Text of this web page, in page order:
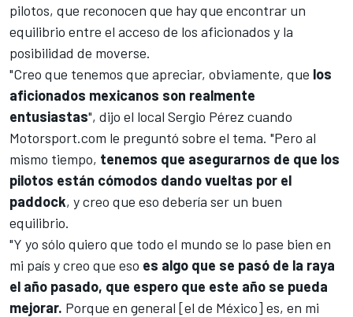
pilotos, que reconocen que hay que encontrar un
equilibrio entre el acceso de los aficionados y la
posibilidad de moverse.
"Creo que tenemos que apreciar, obviamente, que los
aficionados mexicanos son realmente
entusiastas", dijo el local Sergio Pérez cuando
Motorsport.com le preguntó sobre el tema. "Pero al
mismo tiempo, tenemos que asegurarnos de que los
pilotos están cómodos dando vueltas por el
paddock, y creo que eso debería ser un buen
equilibrio.
"Y yo sólo quiero que todo el mundo se lo pase bien en
mi país y creo que eso es algo que se pasó de la raya
el año pasado, que espero que este año se pueda
mejorar. Porque en general [el de México] es, en mi